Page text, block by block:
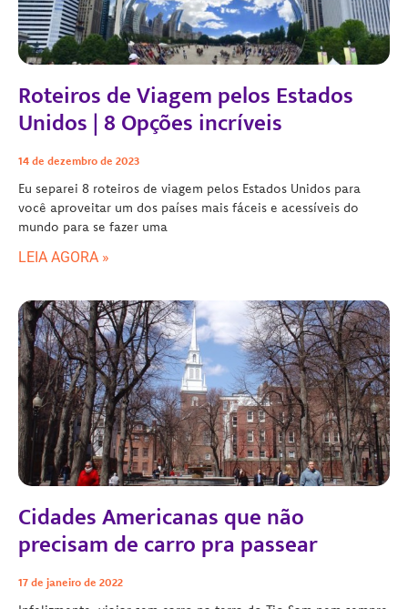
Roteiros de Viagem pelos Estados
Unidos | 8 Opções incríveis
14 de dezembro de 2023
Eu separei 8 roteiros de viagem pelos Estados Unidos para
você aproveitar um dos países mais fáceis e acessíveis do
mundo para se fazer uma
LEIA AGORA »
Cidades Americanas que não
precisam de carro pra passear
17 de janeiro de 2022